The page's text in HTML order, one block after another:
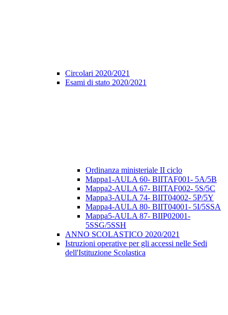
Circolari 2020/2021
Esami di stato 2020/2021
Ordinanza ministeriale II ciclo
Mappa1-AULA 60- BIITAF001- 5A/5B
Mappa2-AULA 67- BIITAF002- 5S/5C
Mappa3-AULA 74- BIIT04002- 5P/5Y
Mappa4-AULA 80- BIIT04001- 5I/5SSA
Mappa5-AULA 87- BIIP02001-
5SSG/5SSH
ANNO SCOLASTICO 2020/2021
Istruzioni operative per gli accessi nelle Sedi
dell'Istituzione Scolastica